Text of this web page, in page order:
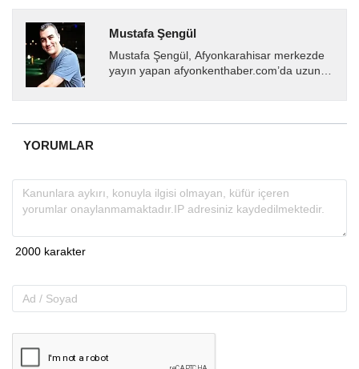
Mustafa Şengül
Mustafa Şengül, Afyonkarahisar merkezde
yayın yapan afyonkenthaber.com’da uzun
almakta, haber akışı...
YORUMLAR